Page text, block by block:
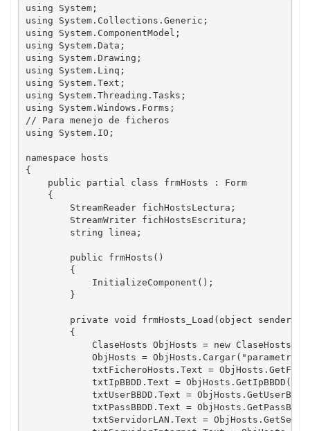
using System;
using System.Collections.Generic;
using System.ComponentModel;
using System.Data;
using System.Drawing;
using System.Linq;
using System.Text;
using System.Threading.Tasks;
using System.Windows.Forms;
// Para menejo de ficheros
using System.IO;
namespace hosts
{
    public partial class frmHosts : Form
    {
        StreamReader fichHostsLectura;
        StreamWriter fichHostsEscritura;
        string linea;
        public frmHosts()
        {
            InitializeComponent();
        }
private void frmHosts_Load(object sender,
        {
            ClaseHosts ObjHosts = new ClaseHosts();
ObjHosts =
txtFicheroHosts.Text =
            txtIpBBDD.Text = ObjHosts.GetIpBBDD();
txtUserBBDD.Text =
txtPassBBDD.Text =
txtServidorLAN.Text =